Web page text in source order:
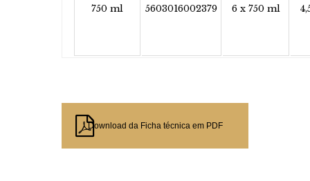
750 ml 5603016002379 6 x 750 ml
Download da Ficha técnica em PDF